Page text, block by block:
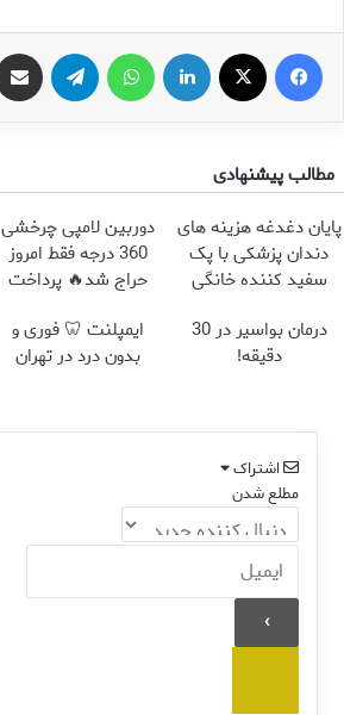
فیس بوک لینکدین تلگرام
مطالب پیشنهادی
پایان دغدغه هزینه های
دندان پزشکی با پک
سفید کننده خانگی
دوربین لامپی چرخشی
360 درجه فقط امروز
حراج شد🔥 پرداخت
درمان بواسیر در 30
دقیقه!
ایمپلنت 🦷 فوری و
بدون درد در تهران
اشتراک
مطلع شدن